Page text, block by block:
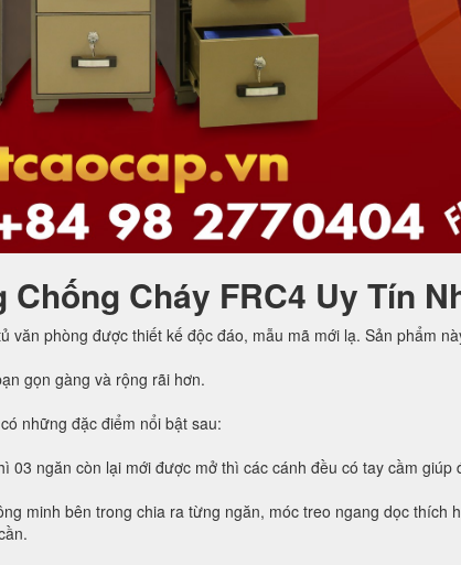
Chống Cháy FRC4 Uy Tín
văn phòng được thiết kế độc đáo, mẫu mã mới lạ. Sản phẩm
gọn gàng và rộng rãi hơn.
những đặc điểm nổi bật sau:
03 ngăn còn lại mới được mở thì các cánh đều có tay cầm giúp
minh bên trong chia ra từng ngăn, móc treo ngang dọc thích